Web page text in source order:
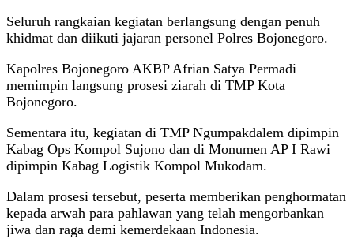
Seluruh rangkaian kegiatan berlangsung dengan penuh
khidmat dan diikuti jajaran personel Polres Bojonegoro.
Kapolres Bojonegoro AKBP Afrian Satya Permadi
memimpin langsung prosesi ziarah di TMP Kota
Bojonegoro.
Sementara itu, kegiatan di TMP Ngumpakdalem dipimpin
Kabag Ops Kompol Sujono dan di Monumen AP I Rawi
dipimpin Kabag Logistik Kompol Mukodam.
Dalam prosesi tersebut, peserta memberikan penghormatan
kepada arwah para pahlawan yang telah mengorbankan
jiwa dan raga demi kemerdekaan Indonesia.